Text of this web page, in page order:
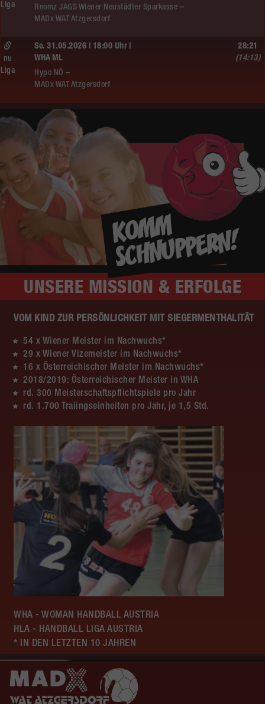
Roomz JAGS Wiener Neustädter Sparkasse –
MADx WAT Atzgersdorf
Liga
So. 31.05.2026 | 18:00 Uhr |
WHA ML
Hypo NÖ –
MADx WAT Atzgersdorf
nu
Liga
28:21
(14:13)
UNSERE MISSION & ERFOLGE
VOM KIND ZUR PERSÖNLICHKEIT MIT SIEGERMENTHALITÄT
54 x Wiener Meister im Nachwuchs*
29 x Wiener Vizemeister im Nachwuchs*
16 x Österreichischer Meister im Nachwuchs*
2018/2019: Österreichischer Meister in WHA
rd. 300 Meisterschaftspflichtspiele pro Jahr
rd. 1.700 Traiingseinheiten pro Jahr, je 1,5 Std.
WHA - WOMAN HANDBALL AUSTRIA
HLA - HANDBALL LIGA AUSTRIA
* IN DEN LETZTEN 10 JAHREN